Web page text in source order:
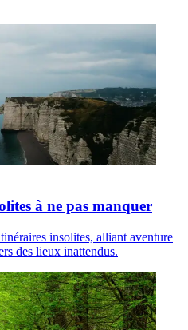
à ne pas manquer
insolites, alliant aventure
des lieux inattendus.